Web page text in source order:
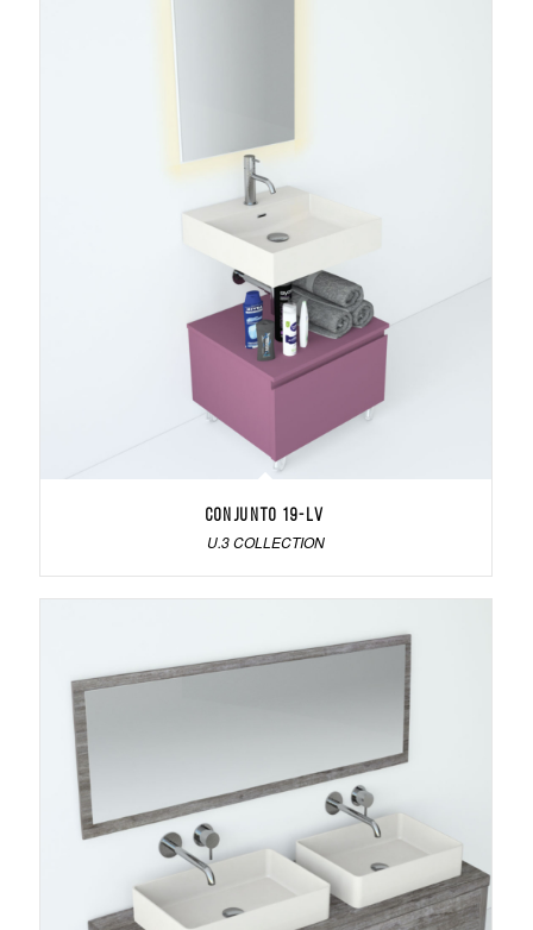
Conjunto 19-LV
U.3 COLLECTION